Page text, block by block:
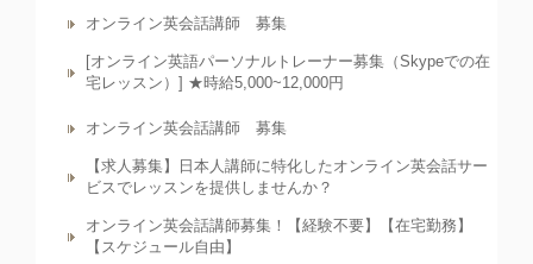
オンライン英会話講師 募集
[オンライン英語パーソナルトレーナー募集（Skypeでの在
宅レッスン）] ★時給5,000~12,000円
オンライン英会話講師 募集
【求人募集】日本人講師に特化したオンライン英会話サー
ビスでレッスンを提供しませんか？
オンライン英会話講師募集！【経験不要】【在宅勤務】
【スケジュール自由】